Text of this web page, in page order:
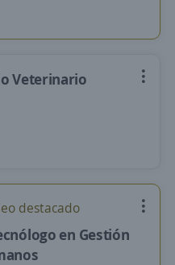
Veterinario
destacado
en Gestión